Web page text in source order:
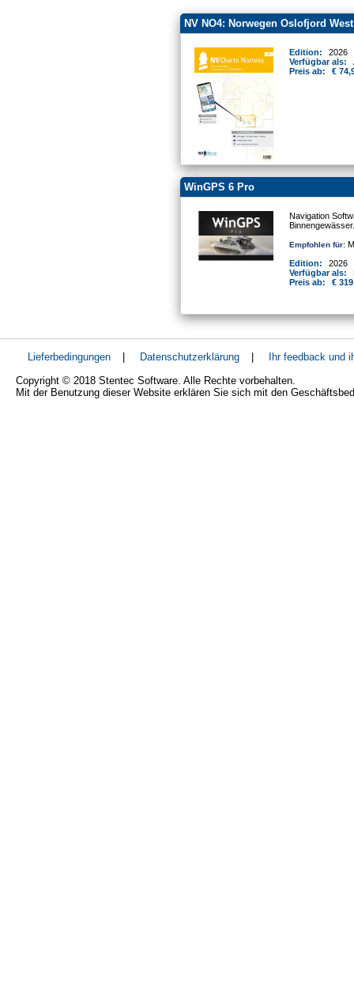
NV NO4: Norwegen Oslofjord
Edition:
2026
Verfügbar als:
Preis ab:
€
WinGPS 6 Pro
Navigation
Binnengewässer.
Empfohlen für:
Edition:
2026
Verfügbar als:
Preis ab:
€
Lieferbedingungen Datenschutzerklärung
Ihr feedback und
Copyright © 2018 Stentec Software. Alle Rechte vorbehalten.
Mit der Benutzung dieser Website erklären Sie sich mit den